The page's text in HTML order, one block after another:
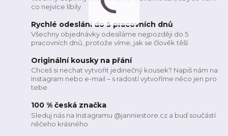
co nejvíce líbily.
Rychlé odeslání do 5 pracovních dnů
Všechny objednávky odesíláme nejpozději do 5
pracovních dnů, protože víme, jak se člověk těší.
Originální kousky na přání
Chceš si nechat vytvořit jedinečný kousek? Napiš nám na
Instagram nebo e-mail – s radostí vytvoříme něco jen pro
tebe.
100 % česká značka
Sleduj nás na Instagramu @janniestore.cz a buď součástí
něčeho krásného